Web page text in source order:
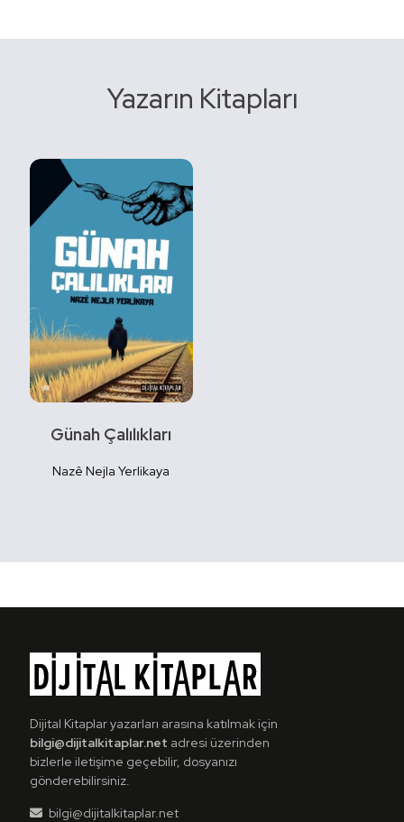
Yazarın Kitapları
Detaylı
Günah Çalılıkları
Nazê Nejla Yerlikaya
Dijital Kitaplar yazarları arasına katılmak için
bilgi@dijitalkitaplar.net adresi üzerinden
bizlerle iletişime geçebilir, dosyanızı
gönderebilirsiniz.
bilgi@dijitalkitaplar.net